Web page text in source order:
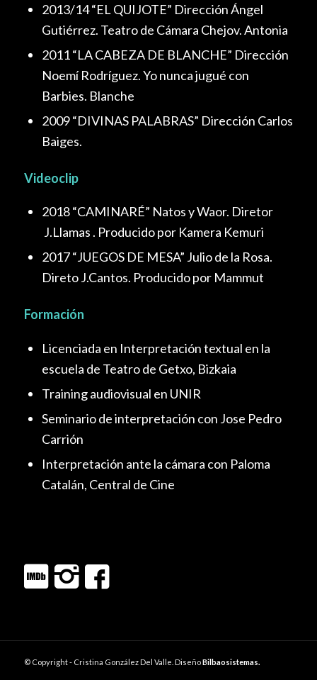
2013/14 “EL QUIJOTE” Dirección Ángel
Gutiérrez. Teatro de Cámara Chejov. Antonia
2011 “LA CABEZA DE BLANCHE” Dirección
Noemí Rodríguez. Yo nunca jugué con
Barbies. Blanche
2009 “DIVINAS PALABRAS” Dirección Carlos
Baiges.
Videoclip
2018 “CAMINARÉ” Natos y Waor. Diretor
J.Llamas . Producido por Kamera Kemuri
2017 “JUEGOS DE MESA” Julio de la Rosa.
Direto J.Cantos. Producido por Mammut
Formación
Licenciada en Interpretación textual en la
escuela de Teatro de Getxo, Bizkaia
Training audiovisual en UNIR
Seminario de interpretación con Jose Pedro
Carrión
Interpretación ante la cámara con Paloma
Catalán, Central de Cine
© Copyright - Cristina González Del Valle. DiseñoBilbaosistemas.